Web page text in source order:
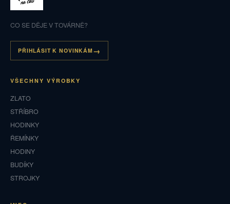
CO SE DĚJE V TOVÁRNĚ?
PŘIHLÁSIT K NOVINKÁM
VŠECHNY VÝROBKY
ZLATO
STŘÍBRO
HODINKY
ŘEMÍNKY
HODINY
BUDÍKY
STROJKY